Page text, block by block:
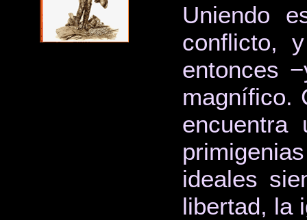
Uniendo
conflicto,
entonces
magnífico.
ideales
libertad, la